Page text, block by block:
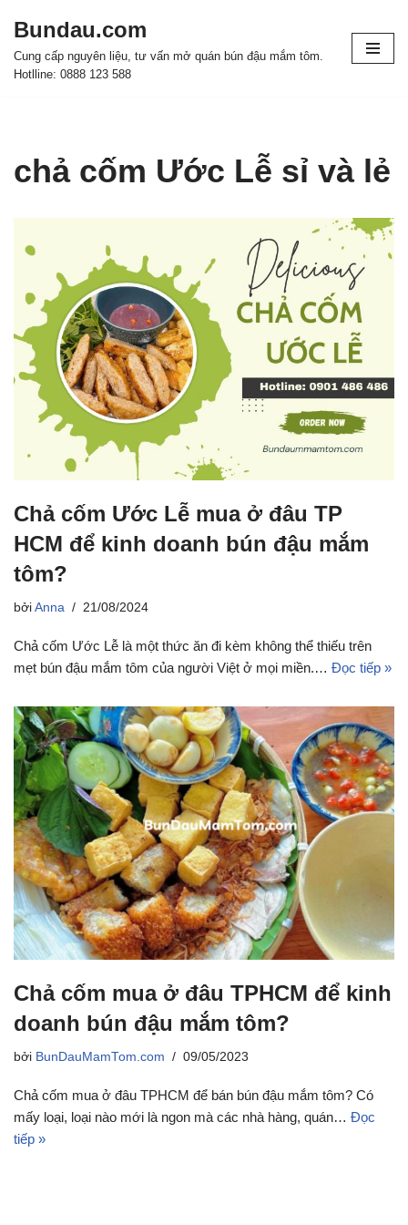
Chuyển
tới
Bundau.com
Cung cấp nguyên liệu, tư vấn mở quán bún đậu mắm tôm.
Hotlline: 0888 123 588
chả cốm Ước Lễ sỉ và lẻ
Chả cốm Ước Lễ mua ở đâu TP
HCM để kinh doanh bún đậu mắm
tôm?
bởi Anna 21/08/2024
Chả cốm Ước Lễ là một thức ăn đi kèm không thể thiếu trên
mẹt bún đậu mắm tôm của người Việt ở mọi miền.… Đọc tiếp »
Chả cốm mua ở đâu TPHCM để kinh
doanh bún đậu mắm tôm?
bởi BunDauMamTom.com 09/05/2023
Chả cốm mua ở đâu TPHCM để bán bún đậu mắm tôm? Có
mấy loại, loại nào mới là ngon mà các nhà hàng, quán… Đọc
tiếp »